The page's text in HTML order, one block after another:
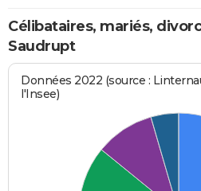
Célibataires, mariés,
Saudrupt
Données 2022 (source :
l'Insee)